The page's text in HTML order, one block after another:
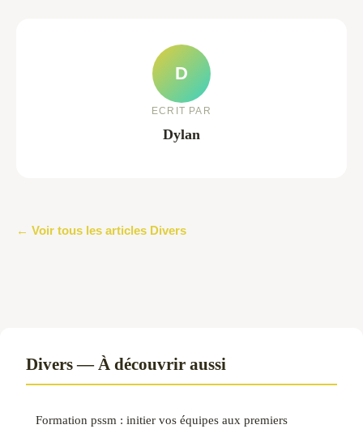
D
ECRIT PAR
Dylan
← Voir tous les articles Divers
Divers — À découvrir aussi
Formation pssm : initier vos équipes aux premiers